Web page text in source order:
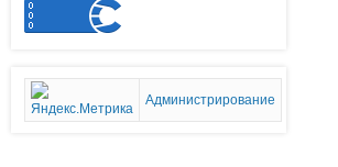
Администрирование